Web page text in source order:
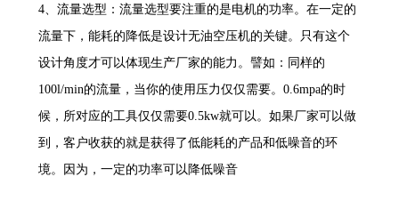
4、流量选型：流量选型要注重的是电机的功率。在一定的
流量下，能耗的降低是设计无油空压机的关键。只有这个
设计角度才可以体现生产厂家的能力。譬如：同样的
100l/min的流量，当你的使用压力仅仅需要。0.6mpa的时
候，所对应的工具仅仅需要0.5kw就可以。如果厂家可以做
到，客户收获的就是获得了低能耗的产品和低噪音的环
境。因为，一定的功率可以降低噪音